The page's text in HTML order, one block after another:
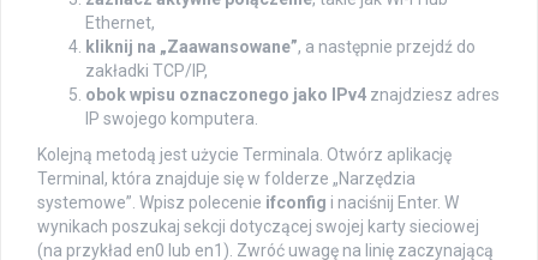
Ethernet,
kliknij na „Zaawansowane”, a następnie przejdź do
zakładki TCP/IP,
obok wpisu oznaczonego jako IPv4 znajdziesz adres
IP swojego komputera.
Kolejną metodą jest użycie Terminala. Otwórz aplikację
Terminal, która znajduje się w folderze „Narzędzia
systemowe”. Wpisz polecenie ifconfig i naciśnij Enter. W
wynikach poszukaj sekcji dotyczącej swojej karty sieciowej
(na przykład en0 lub en1). Zwróć uwagę na linię zaczynającą